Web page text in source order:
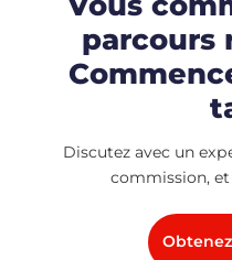
parcours
Discutez avec un
commission,